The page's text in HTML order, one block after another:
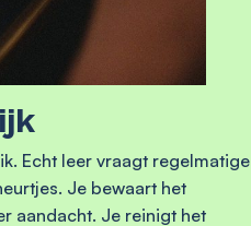
Echt leer vraagt regelmatige
Je bewaart het
aandacht. Je reinigt het